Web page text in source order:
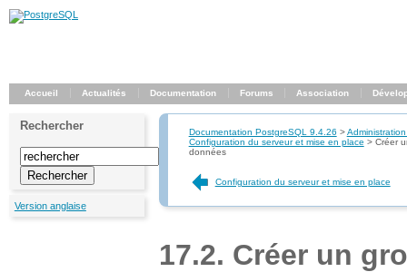
Accueil Actualités Documentation Forums Association
Rechercher
Version anglaise
Documentation PostgreSQL 9.4.26 >
Configuration du serveur et mise en place > Créer
données
Configuration du serveur et mise en place
17.2. Créer un